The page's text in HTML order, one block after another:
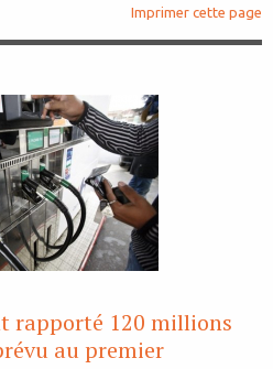
Imprimer cette page
rapporté 120 millions
au premier